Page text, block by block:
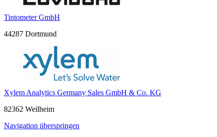
Tintometer GmbH
44287 Dortmund
Xylem Analytics Germany Sales GmbH & Co. KG
82362 Weilheim
Navigation überspringen